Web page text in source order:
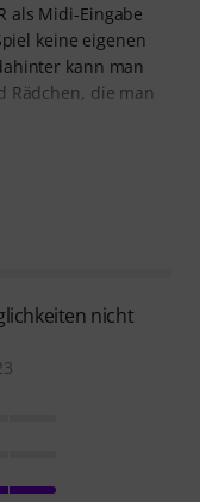
als Midi-Eingabe
keine eigenen
kann man
Rädchen, die man
nicht